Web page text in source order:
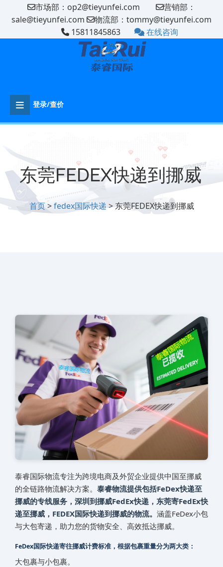
市场部：op2@tieyunfei.com
营销部：
sale@tieyunfei.com
物流部：tommy@tieyunfei.com
15811845863
在线咨询
登录/查价
东莞FEDEX快递到‌挪威‌‌‌‌‌‌‌
首页>fedex国际快递> 东莞FEDEX快递到‌挪威‌‌‌‌‌‌‌
泰睿国际物流专注为跨境电商及外贸企业提供中国至‌挪威‌‌‌‌‌‌‌
的全链路物流解决方案。 泰睿物流提供包括FeDex快递至‌
挪威‌‌‌‌‌‌‌的专线服务，深圳到‌挪威‌‌‌‌‌‌‌FedEx快递，东莞寄FedEx快
递至‌挪威‌‌‌‌‌‌‌，FEDEX国际快递到‌挪威‌‌‌‌‌‌‌的物流。 涵盖FeDex小包
与大包寄递，助力您的货物安全、高效抵达‌挪威‌‌‌‌‌‌‌。
FeDex国际快递寄往‌挪威‌‌‌‌‌‌‌计费标准，根据包裹重量分为两大类：
大包裹与小包裹。